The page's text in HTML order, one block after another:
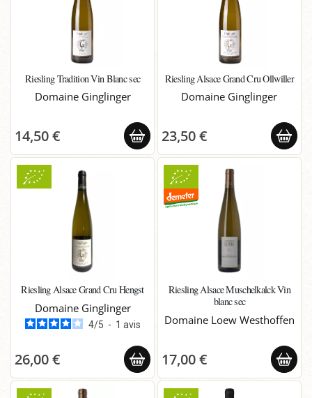
Riesling Tradition Vin Blanc sec
Domaine Ginglinger
14,50 €
Riesling Alsace Grand Cru Ollwiller
Domaine Ginglinger
23,50 €
Riesling Alsace Grand Cru Hengst
Domaine Ginglinger
4/5 - 1 avis
26,00 €
Riesling Alsace Muschelkalck Vin
blanc sec
Domaine Loew Westhoffen
17,00 €